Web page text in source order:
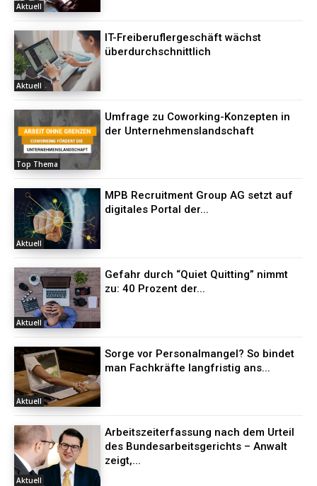
Aktuell
Aktuell
IT-Freiberuflergeschäft wächst
überdurchschnittlich
Top Thema
Umfrage zu Coworking-Konzepten in
der Unternehmenslandschaft
Aktuell
MPB Recruitment Group AG setzt auf
digitales Portal der...
Aktuell
Gefahr durch “Quiet Quitting” nimmt
zu: 40 Prozent der...
Aktuell
Sorge vor Personalmangel? So bindet
man Fachkräfte langfristig ans...
Aktuell
Arbeitszeiterfassung nach dem Urteil
des Bundesarbeitsgerichts – Anwalt
zeigt,...